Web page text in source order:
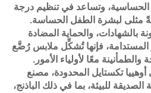
الحساسية، وتساعد في تنظيم درجة
مثلى لبشرة الطفل الحساسة.
بالشهادات، والحماية المضادة
المستدامة، فإنها تُشكِّل ملابس رُضَّع
معًا لأولياء الأمور.
تكستايل المحدودة، مصنع
للبيئة، بما في ذلك الباذنج،